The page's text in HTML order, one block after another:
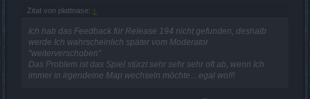
Zitat von plattnase: ↑
Ich hab das Feedback für Release 194 nicht gefunden, deshalb
werde Ich wahrscheinlich später vom Moderator
"weiterverschoben"
Das Problem ist das Spiel stürzt sehr sehr sehr oft ab, wenn Ich
immer in irgendeine Map wechseln möchte....egal wo!!!